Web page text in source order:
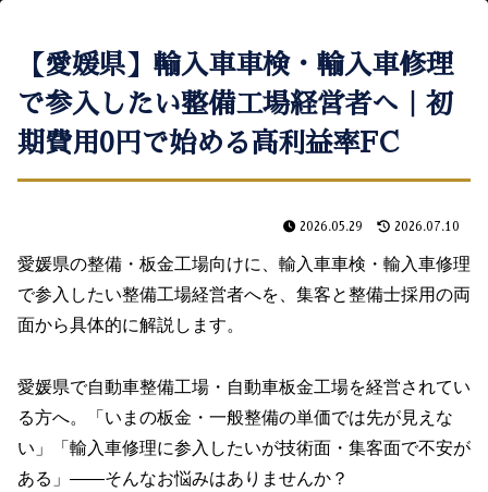
【愛媛県】輸入車車検・輸入車修理
で参入したい整備工場経営者へ｜初
期費用0円で始める高利益率FC
2026.05.29 2026.07.10
愛媛県の整備・板金工場向けに、輸入車車検・輸入車修理
で参入したい整備工場経営者へを、集客と整備士採用の両
面から具体的に解説します。
愛媛県で自動車整備工場・自動車板金工場を経営されてい
る方へ。「いまの板金・一般整備の単価では先が見えな
い」「輸入車修理に参入したいが技術面・集客面で不安が
ある」――そんなお悩みはありませんか？